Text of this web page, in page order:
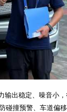
输出稳定、噪音小
碰撞预警、车道偏